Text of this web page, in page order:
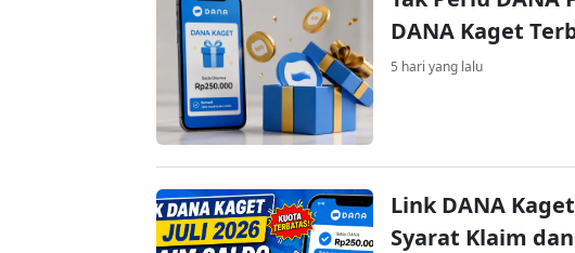
DANA Kaget
5 hari yang lalu
Link DANA
Syarat Klaim